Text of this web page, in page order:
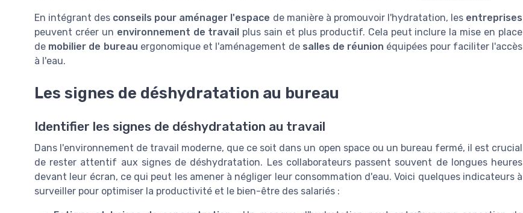
En intégrant des conseils pour aménager l'espace de manière à promouvoir l'hydratation, les entreprises
peuvent créer un environnement de travail plus sain et plus productif. Cela peut inclure la mise en place
de mobilier de bureau ergonomique et l'aménagement de salles de réunion équipées pour faciliter l'accès
à l'eau.
Les signes de déshydratation au bureau
Identifier les signes de déshydratation au travail
Dans l'environnement de travail moderne, que ce soit dans un open space ou un bureau fermé, il est crucial
de rester attentif aux signes de déshydratation. Les collaborateurs passent souvent de longues heures
devant leur écran, ce qui peut les amener à négliger leur consommation d'eau. Voici quelques indicateurs à
surveiller pour optimiser la productivité et le bien-être des salariés :